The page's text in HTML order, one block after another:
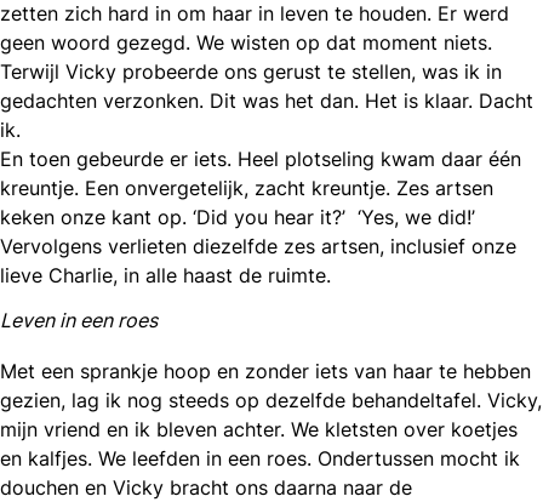
zetten zich hard in om haar in leven te houden. Er werd
geen woord gezegd. We wisten op dat moment niets.
Terwijl Vicky probeerde ons gerust te stellen, was ik in
gedachten verzonken. Dit was het dan. Het is klaar. Dacht
ik.
En toen gebeurde er iets. Heel plotseling kwam daar één
kreuntje. Een onvergetelijk, zacht kreuntje. Zes artsen
keken onze kant op. ‘Did you hear it?’ ‘Yes, we did!’
Vervolgens verlieten diezelfde zes artsen, inclusief onze
lieve Charlie, in alle haast de ruimte.
Leven in een roes
Met een sprankje hoop en zonder iets van haar te hebben
gezien, lag ik nog steeds op dezelfde behandeltafel. Vicky,
mijn vriend en ik bleven achter. We kletsten over koetjes
en kalfjes. We leefden in een roes. Ondertussen mocht ik
douchen en Vicky bracht ons daarna naar de